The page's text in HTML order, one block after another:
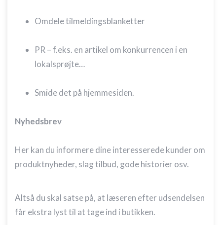
Omdele tilmeldingsblanketter
PR – f.eks. en artikel om konkurrencen i en
lokalsprøjte…
Smide det på hjemmesiden.
Nyhedsbrev
Her kan du informere dine interesserede kunder om
produktnyheder, slag tilbud, gode historier osv.
Altså du skal satse på, at læseren efter udsendelsen
får ekstra lyst til at tage ind i butikken.